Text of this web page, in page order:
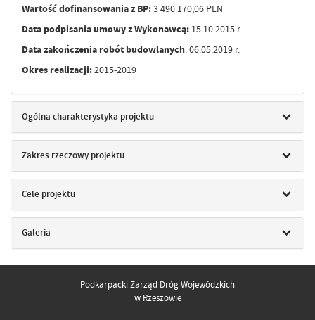
Wartość dofinansowania z BP:3 490 170,06 PLN
Data podpisania umowy z Wykonawcą: 15.10.2015 r.
Data zakończenia robót budowlanych: 06.05.2019 r.
Okres realizacji:2015-2019
Ogólna charakterystyka projektu
Zakres rzeczowy projektu
Cele projektu
Galeria
Podkarpacki Zarząd Dróg Wojewódzkich
w Rzeszowie